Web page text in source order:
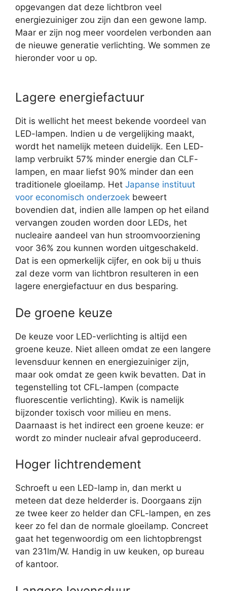
opgevangen dat deze lichtbron veel
energiezuiniger zou zijn dan een gewone lamp.
Maar er zijn nog meer voordelen verbonden aan
de nieuwe generatie verlichting. We sommen ze
hieronder voor u op.
Lagere energiefactuur
Dit is wellicht het meest bekende voordeel van
LED-lampen. Indien u de vergelijking maakt,
wordt het namelijk meteen duidelijk. Een LED-
lamp verbruikt 57% minder energie dan CLF-
lampen, en maar liefst 90% minder dan een
traditionele gloeilamp. Het Japanse instituut
voor economisch onderzoek beweert
bovendien dat, indien alle lampen op het eiland
vervangen zouden worden door LEDs, het
nucleaire aandeel van hun stroomvoorziening
voor 36% zou kunnen worden uitgeschakeld.
Dat is een opmerkelijk cijfer, en ook bij u thuis
zal deze vorm van lichtbron resulteren in een
lagere energiefactuur en dus besparing.
De groene keuze
De keuze voor LED-verlichting is altijd een
groene keuze. Niet alleen omdat ze een langere
levensduur kennen en energiezuiniger zijn,
maar ook omdat ze geen kwik bevatten. Dat in
tegenstelling tot CFL-lampen (compacte
fluorescentie verlichting). Kwik is namelijk
bijzonder toxisch voor milieu en mens.
Daarnaast is het indirect een groene keuze: er
wordt zo minder nucleair afval geproduceerd.
Hoger lichtrendement
Schroeft u een LED-lamp in, dan merkt u
meteen dat deze helderder is. Doorgaans zijn
ze twee keer zo helder dan CFL-lampen, en zes
keer zo fel dan de normale gloeilamp. Concreet
gaat het tegenwoordig om een lichtopbrengst
van 231lm/W. Handig in uw keuken, op bureau
of kantoor.